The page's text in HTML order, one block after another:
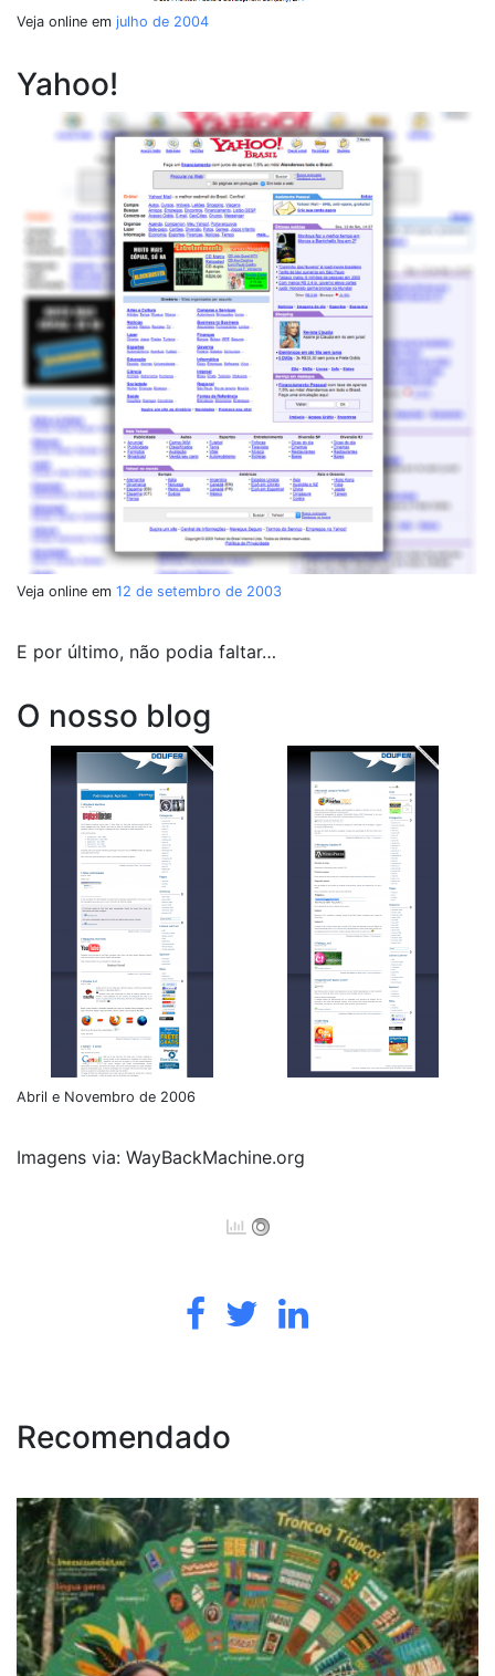
Veja online em julho de 2004
Yahoo!
Veja online em 12 de setembro de 2003
E por último, não podia faltar…
O nosso blog
Abril e Novembro de 2006
Imagens via: WayBackMachine.org
Recomendado